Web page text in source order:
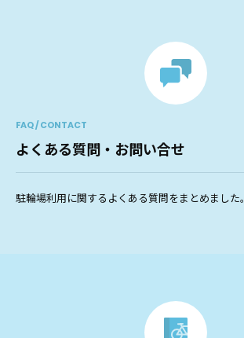
FAQ / CONTACT
よくある質問・お問い合せ
駐輪場利用に関するよくある質問をまとめました。